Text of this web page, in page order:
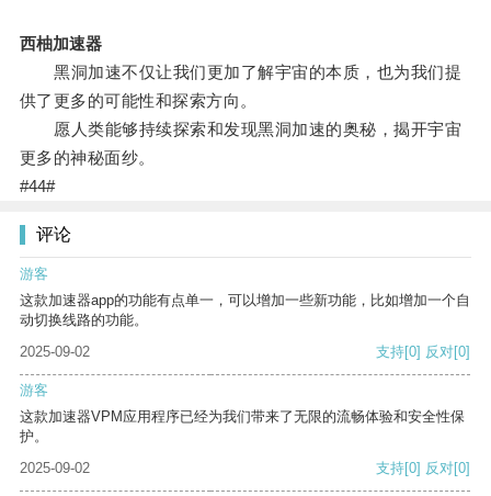
西柚加速器
黑洞加速不仅让我们更加了解宇宙的本质，也为我们提
供了更多的可能性和探索方向。
愿人类能够持续探索和发现黑洞加速的奥秘，揭开宇宙
更多的神秘面纱。
#44#
评论
游客
这款加速器app的功能有点单一，可以增加一些新功能，比如增加一个自
动切换线路的功能。
2025-09-02
支持[0] 反对[0]
游客
这款加速器VPM应用程序已经为我们带来了无限的流畅体验和安全性保
护。
2025-09-02
支持[0] 反对[0]